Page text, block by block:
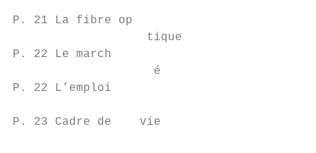
P. 21 La fibre op
                   tique
P. 22 Le march
                    é
P. 22 L’emploi
P. 23 Cadre de    vie